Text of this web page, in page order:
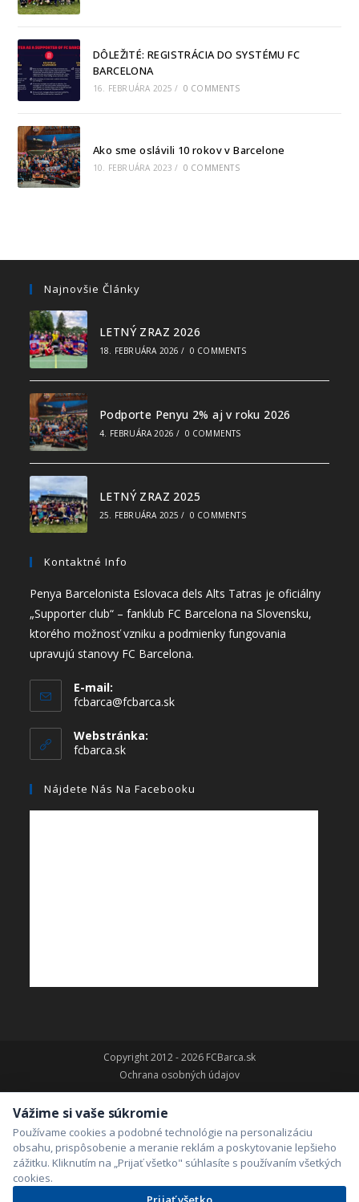
DÔLEŽITÉ: REGISTRÁCIA DO SYSTÉMU FC
BARCELONA
16. FEBRUÁRA 2025 / 0 COMMENTS
Ako sme oslávili 10 rokov v Barcelone
10. FEBRUÁRA 2023 / 0 COMMENTS
Najnovšie Články
LETNÝ ZRAZ 2026
18. FEBRUÁRA 2026 / 0 COMMENTS
Podporte Penyu 2% aj v roku 2026
4. FEBRUÁRA 2026 / 0 COMMENTS
LETNÝ ZRAZ 2025
25. FEBRUÁRA 2025 / 0 COMMENTS
Kontaktné Info
Penya Barcelonista Eslovaca dels Alts Tatras je oficiálny
„Supporter club“ – fanklub FC Barcelona na Slovensku,
ktorého možnosť vzniku a podmienky fungovania
upravujú stanovy FC Barcelona.
E-mail:
fcbarca@fcbarca.sk
Webstránka:
fcbarca.sk
Nájdete Nás Na Facebooku
Copyright 2012 - 2026 FCBarca.sk
Ochrana osobných údajov
Vážime si vaše súkromie
Používame cookies a podobné technológie na personalizáciu
obsahu, prispôsobenie a meranie reklám a poskytovanie lepšieho
zážitku. Kliknutím na „Prijať všetko" súhlasíte s používaním všetkých
cookies.